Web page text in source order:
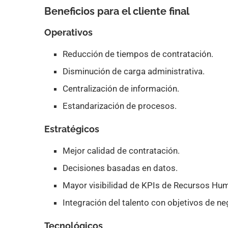
Beneficios para el cliente final
Operativos
Reducción de tiempos de contratación.
Disminución de carga administrativa.
Centralización de información.
Estandarización de procesos.
Estratégicos
Mejor calidad de contratación.
Decisiones basadas en datos.
Mayor visibilidad de KPIs de Recursos
Integración del talento con objetivos de
Tecnológicos